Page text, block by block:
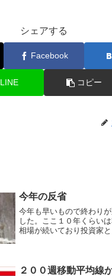
シェアする
Facebook
LINE コピー
今年の反省
今年も早いもので終わり
した。ここ１０年くらい
相場が続いており投資家と
相場環境も過去に何度も
２００週移動平均線